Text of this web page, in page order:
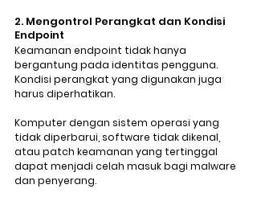
2. Mengontrol Perangkat dan Kondisi
Endpoint
Keamanan endpoint tidak hanya
bergantung pada identitas pengguna.
Kondisi perangkat yang digunakan juga
harus diperhatikan.
Komputer dengan sistem operasi yang
tidak diperbarui, software tidak dikenal,
atau patch keamanan yang tertinggal
dapat menjadi celah masuk bagi malware
dan penyerang.